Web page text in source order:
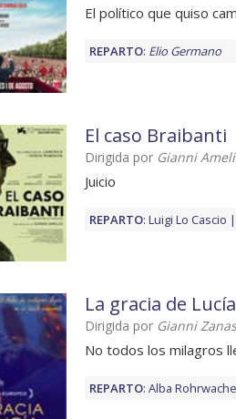
El político que quiso
REPARTO: Elio Germano
El caso Braibanti
Dirigida por Gianni
Juicio
REPARTO: Luigi Lo Cascio
La gracia de Lucía
Dirigida por Gianni
No todos los milagros
REPARTO: Alba